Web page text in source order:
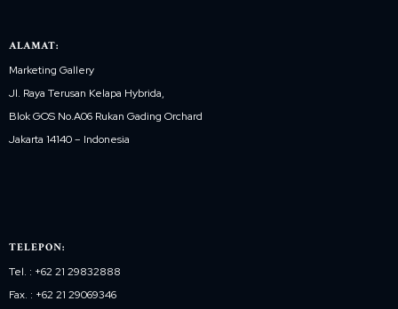
ALAMAT:
Marketing Gallery
Jl. Raya Terusan Kelapa Hybrida,
Blok GOS No.A06 Rukan Gading Orchard
Jakarta 14140 – Indonesia
TELEPON:
Tel. : +62 21 29832888
Fax. : +62 21 29069346